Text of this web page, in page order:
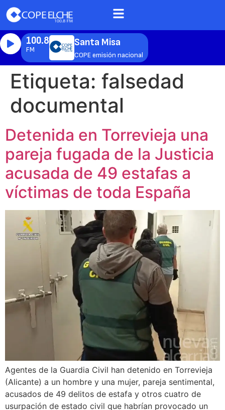
100.8
FM
Santa Misa
COPE emisión nacional
Etiqueta: falsedad
documental
Detenida en Torrevieja una
pareja fugada de la Justicia
acusada de 49 estafas a
víctimas de toda España
Agentes de la Guardia Civil han detenido en Torrevieja
(Alicante) a un hombre y una mujer, pareja sentimental,
acusados de 49 delitos de estafa y otros cuatro de
usurpación de estado civil que habrían provocado un